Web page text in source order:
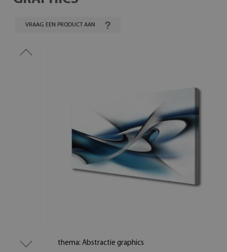
VRAAG EEN PRODUCT AAN
thema: Abstractie graphics